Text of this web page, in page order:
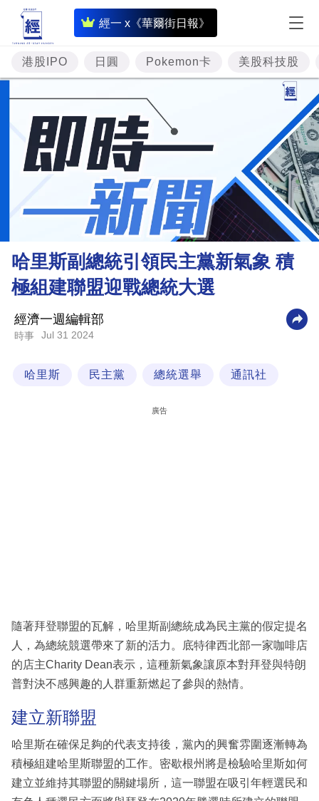
經一 x《華爾街日報》
即
時
財
經
專
題
投
資
樓
市
財
商
業
科
區
港股IPO 日圓 Pokemon卡 美股科技股
哈里斯副總統引領民主黨新氣象 積
極組建聯盟迎戰總統大選
經濟一週編輯部
時事 Jul 31 2024
哈里斯 民主黨 總統選舉 通訊社
廣告
隨著拜登聯盟的瓦解，哈里斯副總統成為民主黨的假定提名
人，為總統競選帶來了新的活力。底特律西北部一家咖啡店
的店主Charity Dean表示，這種新氣象讓原本對拜登與特朗
普對決不感興趣的人群重新燃起了參與的熱情。
建立新聯盟
哈里斯在確保足夠的代表支持後，黨內的興奮雰圍逐漸轉為
積極組建哈里斯聯盟的工作。密歇根州將是檢驗哈里斯如何
建立並維持其聯盟的關鍵場所，這一聯盟在吸引年輕選民和